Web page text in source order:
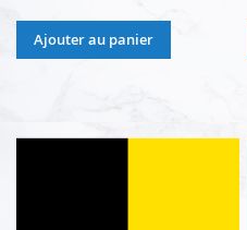
Ajouter au panier